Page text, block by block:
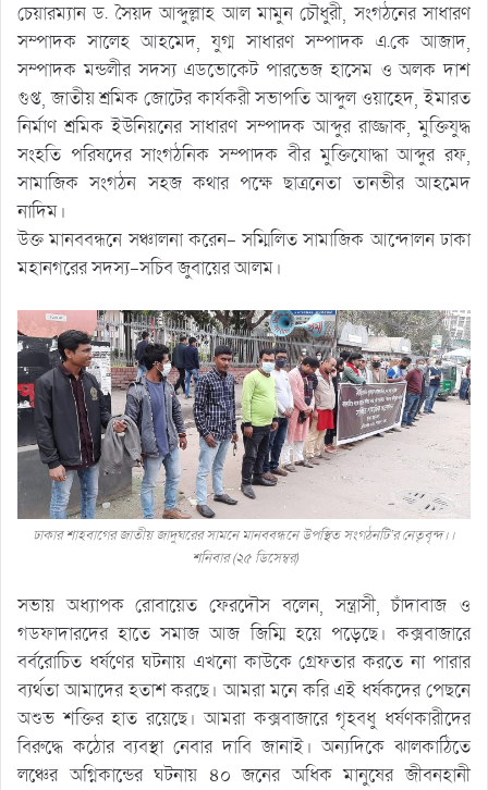
চেয়ারম্যান ড. সৈয়দ আব্দুল্লাহ আল মামুন চৌধুরী, সংগঠনের সাধারণ
সম্পাদক সালেহ আহমেদ, যুগ্ম সাধারণ সম্পাদক এ.কে আজাদ,
সম্পাদক মন্ডলীর সদস্য এডভোকেট পারভেজ হাসেম ও অলক দাশ
গুপ্ত, জাতীয় শ্রমিক জোটের কার্যকরী সভাপতি আব্দুল ওয়াহেদ, ইমারত
নির্মাণ শ্রমিক ইউনিয়নের সাধারণ সম্পাদক আব্দুর রাজ্জাক, মুক্তিযুদ্ধ
সংহতি পরিষদের সাংগঠনিক সম্পাদক বীর মুক্তিযোদ্ধা আব্দুর রফ,
সামাজিক সংগঠন সহজ কথার পক্ষে ছাত্রনেতা তানভীর আহমেদ
নাদিম।
উক্ত মানববন্ধনে সঞ্চালনা করেন- সম্মিলিত সামাজিক আন্দোলন ঢাকা
মহানগরের সদস্য-সচিব জুবায়ের আলম।
ঢাকার শাহবাগের জাতীয় জাদুঘরের সামনে মানববন্ধনে উপস্থিত সংগঠনটি’র নেতৃবৃন্দ।।
শনিবার (২৫ ডিসেম্বর)
সভায় অধ্যাপক রোবায়েত ফেরদৌস বলেন, সন্ত্রাসী, চাঁদাবাজ ও
গডফাদারদের হাতে সমাজ আজ জিম্মি হয়ে পড়েছে। কক্সবাজারে
বর্বরোচিত ধর্ষণের ঘটনায় এখনো কাউকে গ্রেফতার করতে না পারার
ব্যর্থতা আমাদের হতাশ করছে। আমরা মনে করি এই ধর্ষকদের পেছনে
অশুভ শক্তির হাত রয়েছে। আমরা কক্সবাজারে গৃহবধু ধর্ষণকারীদের
বিরুদ্ধে কঠোর ব্যবস্থা নেবার দাবি জানাই। অন্যদিকে ঝালকাঠিতে
লঞ্চের অগ্নিকান্ডের ঘটনায় ৪০ জনের অধিক মানুষের জীবনহানী